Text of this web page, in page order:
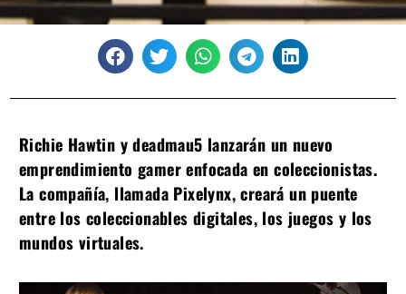
Richie Hawtin y deadmau5 lanzarán un nuevo
emprendimiento gamer enfocada en coleccionistas.
La compañía, llamada Pixelynx, creará un puente
entre los coleccionables digitales, los juegos y los
mundos virtuales.